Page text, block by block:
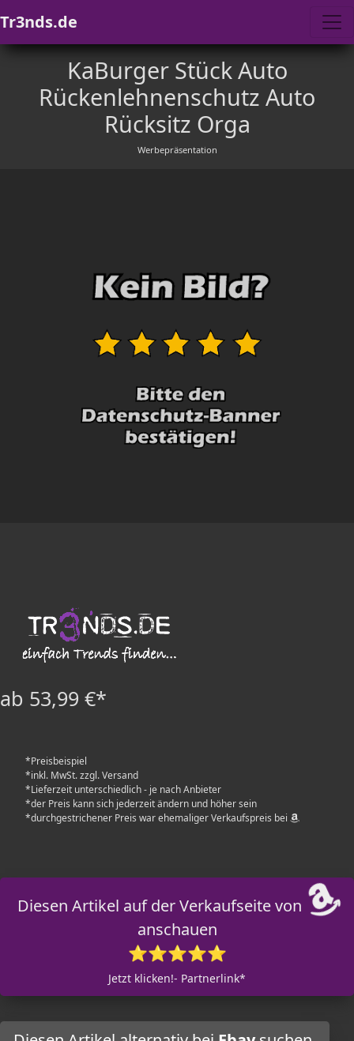
Tr3nds.de
KaBurger Stück Auto
Rückenlehnenschutz Auto
Rücksitz Orga
Werbepräsentation
ab 53,99 €*
*Preisbeispiel
*inkl. MwSt. zzgl. Versand
*Lieferzeit unterschiedlich - je nach Anbieter
*der Preis kann sich jederzeit ändern und höher sein
*durchgestrichener Preis war ehemaliger Verkaufspreis bei
Diesen Artikel auf der Verkaufseite von
anschauen
⭐⭐⭐⭐⭐
Jetzt klicken!- Partnerlink*